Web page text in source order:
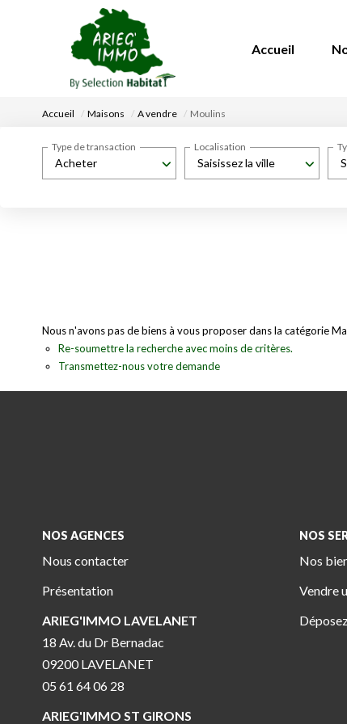
Accueil
Accueil Maisons A vendre Moulins
Acheter
Type de transaction
Saisissez la ville
Localisation
Nous n'avons pas de biens à vous proposer dans la catégorie
Re-soumettre la recherche avec moins de critères.
Transmettez-nous votre demande
NOS AGENCES
Nous contacter
Présentation
ARIEG'IMMO LAVELANET
18 Av. du Dr Bernadac
09200 LAVELANET
05 61 64 06 28
ARIEG'IMMO ST GIRONS
NOS
Nos
Vendre